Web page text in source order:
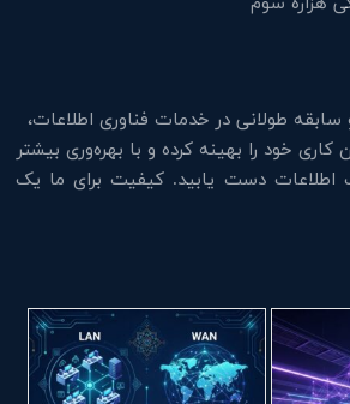
طولانی در خدمات فناوری اطلاعات،
خود را بهینه کرده و با بهره‌وری بیشتر
اطلاعات دست یابید. کیفیت برای ما یک